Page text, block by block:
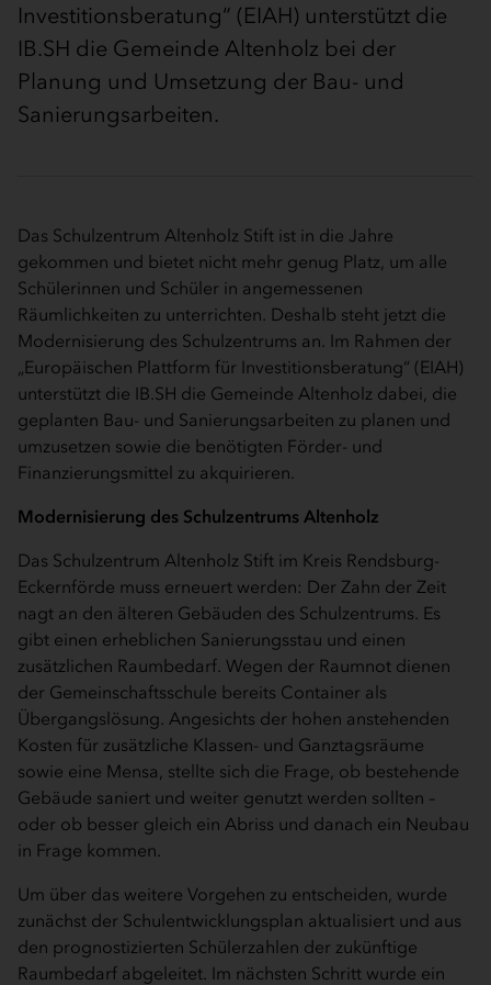
Investitionsberatung“ (EIAH) unterstützt die
IB.SH die Gemeinde Altenholz bei der
Planung und Umsetzung der Bau- und
Sanierungsarbeiten.
Das Schulzentrum Altenholz Stift ist in die Jahre
gekommen und bietet nicht mehr genug Platz, um alle
Schülerinnen und Schüler in angemessenen
Räumlichkeiten zu unterrichten. Deshalb steht jetzt die
Modernisierung des Schulzentrums an. Im Rahmen der
„Europäischen Plattform für Investitionsberatung“ (EIAH)
unterstützt die IB.SH die Gemeinde Altenholz dabei, die
geplanten Bau- und Sanierungsarbeiten zu planen und
umzusetzen sowie die benötigten Förder- und
Finanzierungsmittel zu akquirieren.
Modernisierung des Schulzentrums Altenholz
Das Schulzentrum Altenholz Stift im Kreis Rendsburg-
Eckernförde muss erneuert werden: Der Zahn der Zeit
nagt an den älteren Gebäuden des Schulzentrums. Es
gibt einen erheblichen Sanierungsstau und einen
zusätzlichen Raumbedarf. Wegen der Raumnot dienen
der Gemeinschaftsschule bereits Container als
Übergangslösung. Angesichts der hohen anstehenden
Kosten für zusätzliche Klassen- und Ganztagsräume
sowie eine Mensa, stellte sich die Frage, ob bestehende
Gebäude saniert und weiter genutzt werden sollten –
oder ob besser gleich ein Abriss und danach ein Neubau
in Frage kommen.
Um über das weitere Vorgehen zu entscheiden, wurde
zunächst der Schulentwicklungsplan aktualisiert und aus
den prognostizierten Schülerzahlen der zukünftige
Raumbedarf abgeleitet. Im nächsten Schritt wurde ein